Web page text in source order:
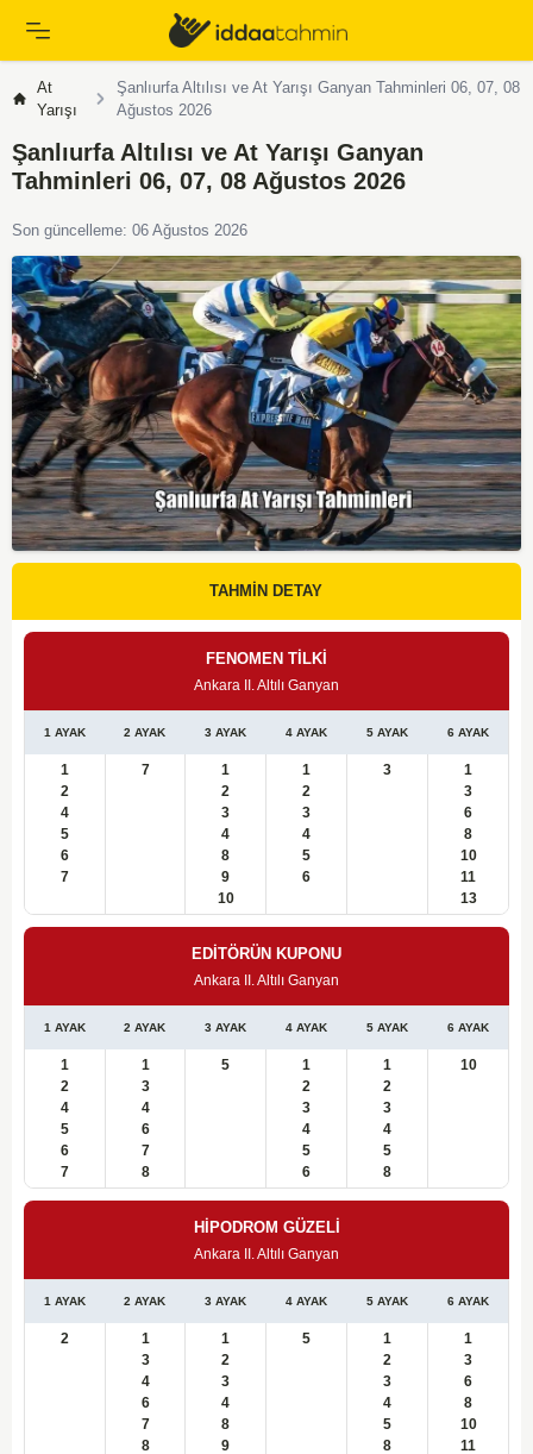
At
Yarışı
Şanlıurfa Altılısı ve At Yarışı Ganyan Tahminleri 06, 07, 08
Ağustos 2026
Şanlıurfa Altılısı ve At Yarışı Ganyan
Tahminleri 06, 07, 08 Ağustos 2026
Son güncelleme: 06 Ağustos 2026
TAHMİN DETAY
FENOMEN TİLKİ
Ankara II. Altılı Ganyan
1 AYAK 2 AYAK 3 AYAK 4 AYAK 5 AYAK 6 AYAK
1
2
4
5
6
7
7
1
2
3
4
8
9
10
1
2
3
4
5
6
3
1
3
6
8
10
11
13
EDİTÖRÜN KUPONU
Ankara II. Altılı Ganyan
1 AYAK 2 AYAK 3 AYAK 4 AYAK 5 AYAK 6 AYAK
1
2
4
5
6
7
1
3
4
6
7
8
5
1
2
3
4
5
6
1
2
3
4
5
8
10
HİPODROM GÜZELİ
Ankara II. Altılı Ganyan
1 AYAK 2 AYAK 3 AYAK 4 AYAK 5 AYAK 6 AYAK
2
1
3
4
6
7
8
1
2
3
4
8
9
5
1
2
3
4
5
8
1
3
6
8
10
11